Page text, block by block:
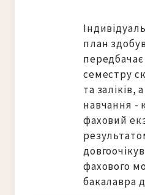
план
передбачає
семестру
та заліків,
навчання -
фаховий
фахового
бакалавра